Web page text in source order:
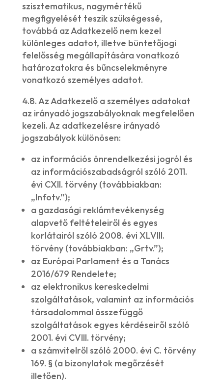
szisztematikus, nagymértékű
megfigyelését teszik szükségessé,
továbbá az Adatkezelő nem kezel
különleges adatot, illetve büntetőjogi
felelősség megállapítására vonatkozó
határozatokra és bűncselekményre
vonatkozó személyes adatot.
4.8. Az Adatkezelő a személyes adatokat
az irányadó jogszabályoknak megfelelően
kezeli. Az adatkezelésre irányadó
jogszabályok különösen:
az információs önrendelkezési jogról és
az információszabadságról szóló 2011.
évi CXII. törvény (továbbiakban:
„Infotv.”);
a gazdasági reklámtevékenység
alapvető feltételeiről és egyes
korlátairól szóló 2008. évi XLVIII.
törvény (továbbiakban: „Grtv.”);
az Európai Parlament és a Tanács
2016/679 Rendelete;
az elektronikus kereskedelmi
szolgáltatások, valamint az információs
társadalommal összefüggő
szolgáltatások egyes kérdéseiről szóló
2001. évi CVIII. törvény;
a számvitelről szóló 2000. évi C. törvény
169. § (a bizonylatok megőrzését
illetően).